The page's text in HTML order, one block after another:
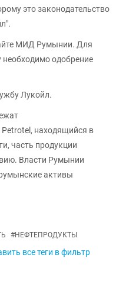
это законодательство
МИД Румынии. Для
необходимо одобрение
Лукойл.
находящийся в
часть продукции
Власти Румынии
активы
#НЕФТЕПРОДУКТЫ
все теги в фильтр